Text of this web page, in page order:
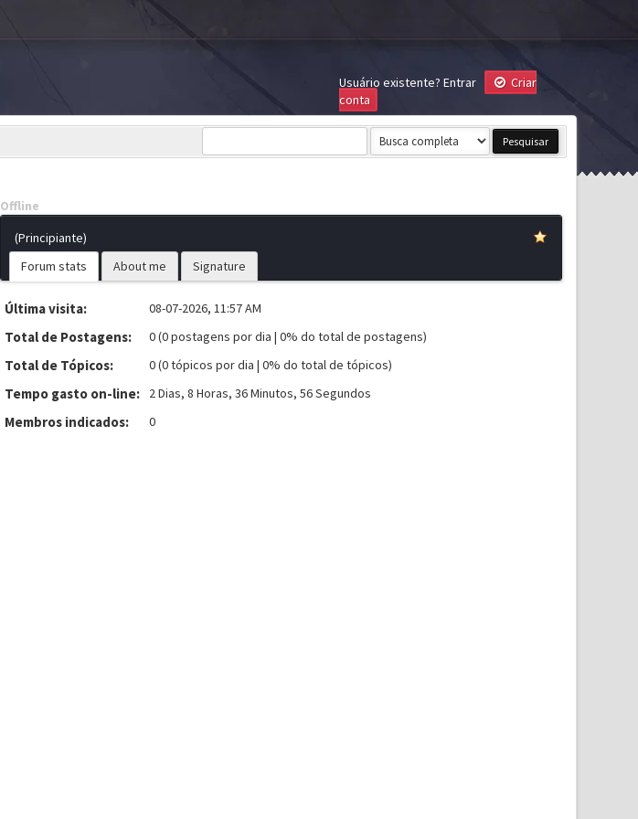
Usuário existente? Entrar
Criar
conta
Offline
(Principiante)
Forum stats
About me Signature
Última visita: 08-07-2026, 11:57 AM
Total de Postagens: 0 (0 postagens por dia | 0% do total de postagens)
Total de Tópicos: 0 (0 tópicos por dia | 0% do total de tópicos)
Tempo gasto on-line: 2 Dias, 8 Horas, 36 Minutos, 56 Segundos
Membros indicados: 0